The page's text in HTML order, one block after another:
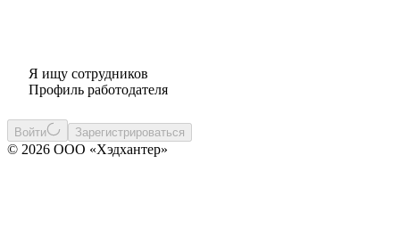
Я ищу сотрудников
Профиль работодателя
Войти Зарегистрироваться
© 2026 ООО «Хэдхантер»